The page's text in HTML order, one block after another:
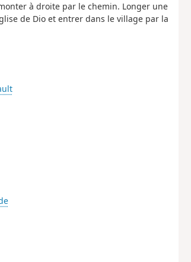
à droite par le chemin. Longer une
de Dio et entrer dans le village par la